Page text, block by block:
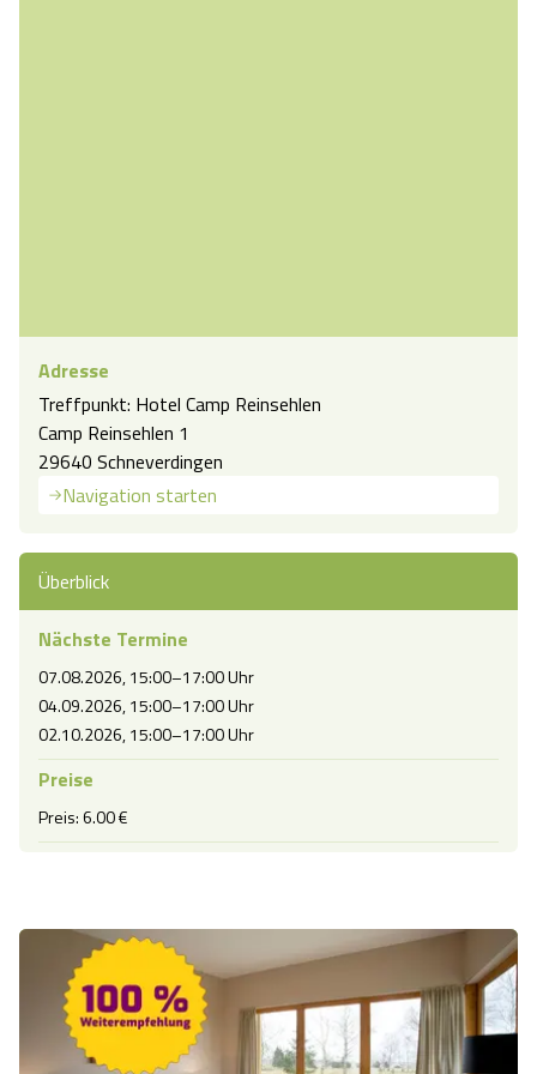
Adresse
Treffpunkt: Hotel Camp Reinsehlen
Camp Reinsehlen 1
29640 Schneverdingen
Navigation starten
Überblick
Nächste Termine
07.08.2026, 15:00–17:00 Uhr
04.09.2026, 15:00–17:00 Uhr
02.10.2026, 15:00–17:00 Uhr
Preise
Preis: 6.00 €